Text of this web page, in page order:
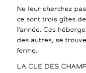
Ne leur cherchez
ce sont trois gîtes
l’année. Ces
des autres, se
ferme.
LA CLE DES